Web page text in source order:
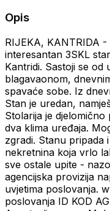
Opis
RIJEKA, KANTRIDA
interesantan 3SKL
Kantridi. Sastoji se od
blagavaonom,
spavaće sobe. Iz
Stan je uredan,
Stolarija je djelomično
dva klima uređaja.
zgradi. Stanu pripada
nekretnina koja vrlo
sve ostale upite -
agencijska provizija
uvjetima poslovanja.
poslovanja ID KOD